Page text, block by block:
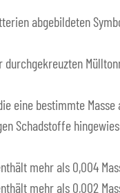
abgebildeten
durchgekreuzten
eine bestimmte
Schadstoffe
mehr als 0,004
mehr als 0,002